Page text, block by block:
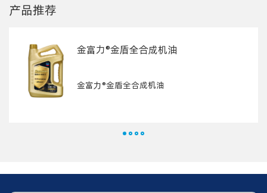
产品推荐
金富力®金盾全合成机油
金富力®金盾全合成机油